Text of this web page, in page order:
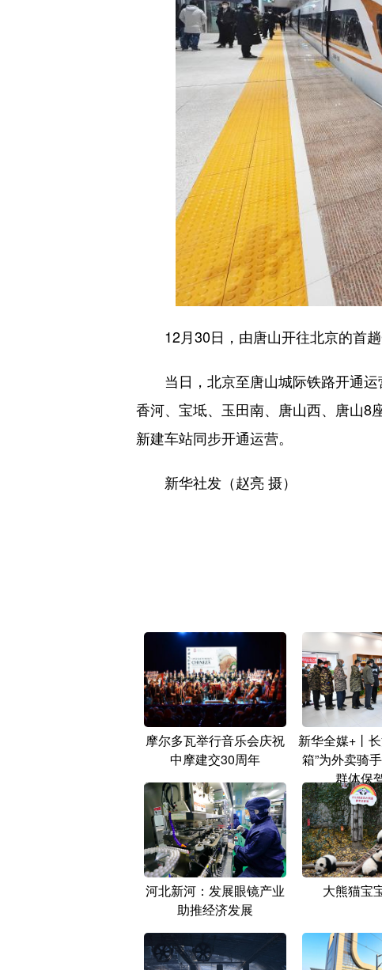
12月30日，由唐山开往北京的首趟
当日，北京至唐山城际铁路开通运
香河、宝坻、玉田南、唐山西、唐山8
新建车站同步开通运营。
新华社发（赵亮 摄）
摩尔多瓦举行音乐会庆祝
中摩建交30周年
新华全媒+丨
箱”为外卖骑
群体保
河北新河：发展眼镜产业
助推经济发展
大熊猫宝